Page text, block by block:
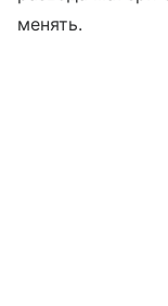
менять.